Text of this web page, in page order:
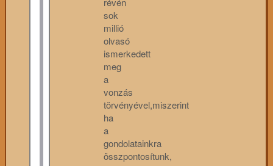
sok
millió
olvasó
ismerkedett
meg
a
vonzás
törvényével,miszerint
ha
a
gondolatainkra
összpontosítunk,